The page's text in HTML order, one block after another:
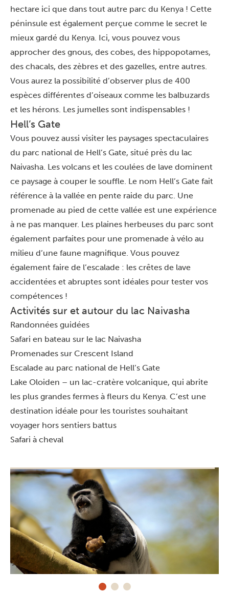
hectare ici que dans tout autre parc du Kenya ! Cette
péninsule est également perçue comme le secret le
mieux gardé du Kenya. Ici, vous pouvez vous
approcher des gnous, des cobes, des hippopotames,
des chacals, des zèbres et des gazelles, entre autres.
Vous aurez la possibilité d’observer plus de 400
espèces différentes d’oiseaux comme les balbuzards
et les hérons. Les jumelles sont indispensables !
Hell’s Gate
Vous pouvez aussi visiter les paysages spectaculaires
du parc national de Hell’s Gate, situé près du lac
Naivasha. Les volcans et les coulées de lave dominent
ce paysage à couper le souffle. Le nom Hell’s Gate fait
référence à la vallée en pente raide du parc. Une
promenade au pied de cette vallée est une expérience
à ne pas manquer. Les plaines herbeuses du parc sont
également parfaites pour une promenade à vélo au
milieu d’une faune magnifique. Vous pouvez
également faire de l’escalade : les crêtes de lave
accidentées et abruptes sont idéales pour tester vos
compétences !
Activités sur et autour du lac Naivasha
Randonnées guidées
Safari en bateau sur le lac Naivasha
Promenades sur Crescent Island
Escalade au parc national de Hell’s Gate
Lake Oloiden – un lac-cratère volcanique, qui abrite
les plus grandes fermes à fleurs du Kenya. C’est une
destination idéale pour les touristes souhaitant
voyager hors sentiers battus
Safari à cheval